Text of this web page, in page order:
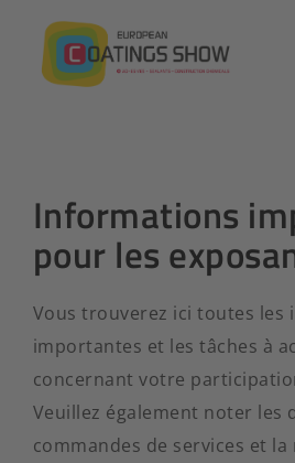
Passer
contenu
Pièce à conviction
Contact
Informations
pour les
Vous trouverez ici toutes les
importantes et les tâches à
concernant votre
Veuillez également noter les
commandes de services et